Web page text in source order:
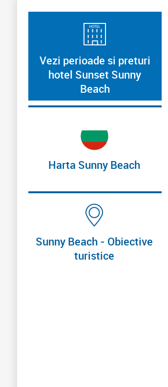
Vezi perioade si preturi
hotel Sunset Sunny
Beach
Harta Sunny Beach
Sunny Beach - Obiective
turistice